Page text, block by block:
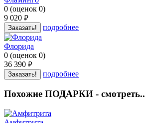
0 (оценок 0)
9 020 руб.
Заказать! подробнее
Флорида
0 (оценок 0)
36 390 руб.
Заказать! подробнее
Похожие ПОДАРКИ - смотреть..